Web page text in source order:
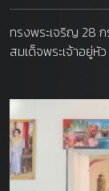
ทรงพระเจริญ 28
สมเด็จพระเจ้าอยู่หัว